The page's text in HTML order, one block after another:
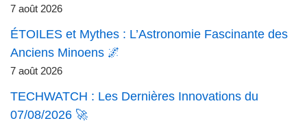
7 août 2026
ÉTOILES et Mythes : L’Astronomie Fascinante des
Anciens Minoens 🌌
7 août 2026
TECHWATCH : Les Dernières Innovations du
07/08/2026 🚀